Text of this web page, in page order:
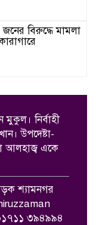
বিরুদ্ধে মামলা
জামায়াতে
পরিষদের
জন্মজয়ন্তী
মাদকবিরোধী
নির্বাহী
উপদেষ্টা-
আলহাজ্ব একে
শ্যামনগর
৩৯৪৯৯৪